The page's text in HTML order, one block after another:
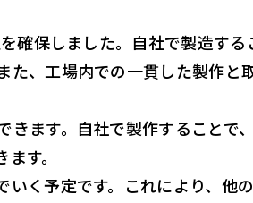
保しました。自社で製造す
、工場内での一貫した製作
ます。自社で製作することで
す。
く予定です。これにより、他